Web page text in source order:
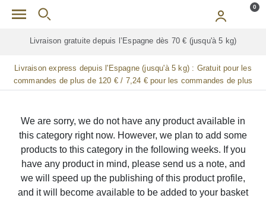
Skip to main content 0
Livraison gratuite depuis l’Espagne dès 70 € (jusqu'à 5 kg)
Livraison express depuis l'Espagne (jusqu'à 5 kg) : Gratuit pour les
commandes de plus de 120 € / 7,24 € pour les commandes de plus
de 90 € / 14,48 € pour les commandes de plus de 60 € / 21,72 € pour
We are sorry, we do not have any product available in
this category right now. However, we plan to add some
products to this category in the following weeks. If you
have any product in mind, please send us a note, and
we will speed up the publishing of this product profile,
and it will become available to be added to your basket